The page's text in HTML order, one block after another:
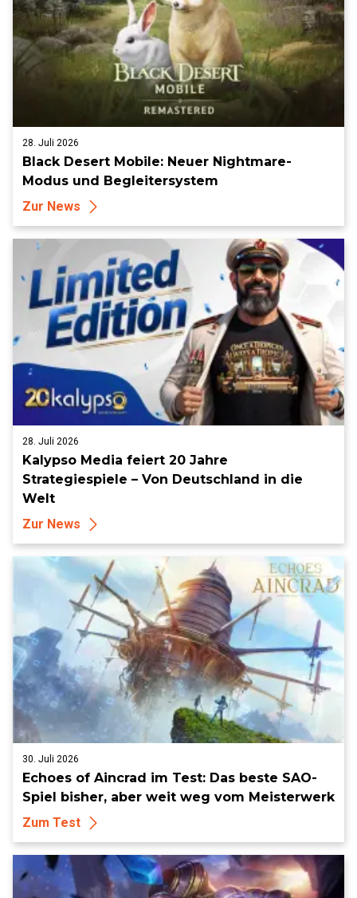
28. Juli 2026
Black Desert Mobile: Neuer Nightmare-
Modus und Begleitersystem
Zur News
28. Juli 2026
Kalypso Media feiert 20 Jahre
Strategiespiele – Von Deutschland in die
Welt
Zur News
30. Juli 2026
Echoes of Aincrad im Test: Das beste SAO-
Spiel bisher, aber weit weg vom Meisterwerk
Zum Test